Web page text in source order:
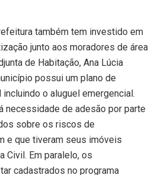
também tem investido em
junto aos moradores de área
de Habitação, Ana Lúcia
possui um plano de
o aluguel emergencial.
necessidade de adesão por parte
sobre os riscos de
e que tiveram seus imóveis
Civil. Em paralelo, os
cadastrados no programa